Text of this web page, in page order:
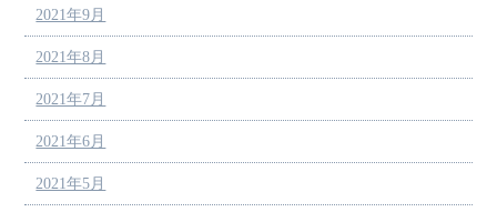
2021年9月
2021年8月
2021年7月
2021年6月
2021年5月